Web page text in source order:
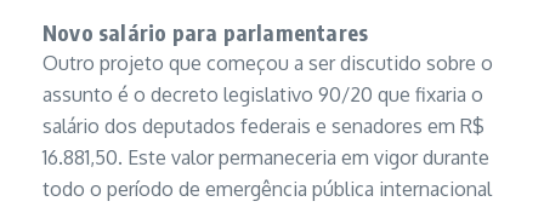
Novo salário para parlamentares
Outro projeto que começou a ser discutido sobre o
assunto é o decreto legislativo 90/20 que fixaria o
salário dos deputados federais e senadores em R$
16.881,50. Este valor permaneceria em vigor durante
todo o período de emergência pública internacional